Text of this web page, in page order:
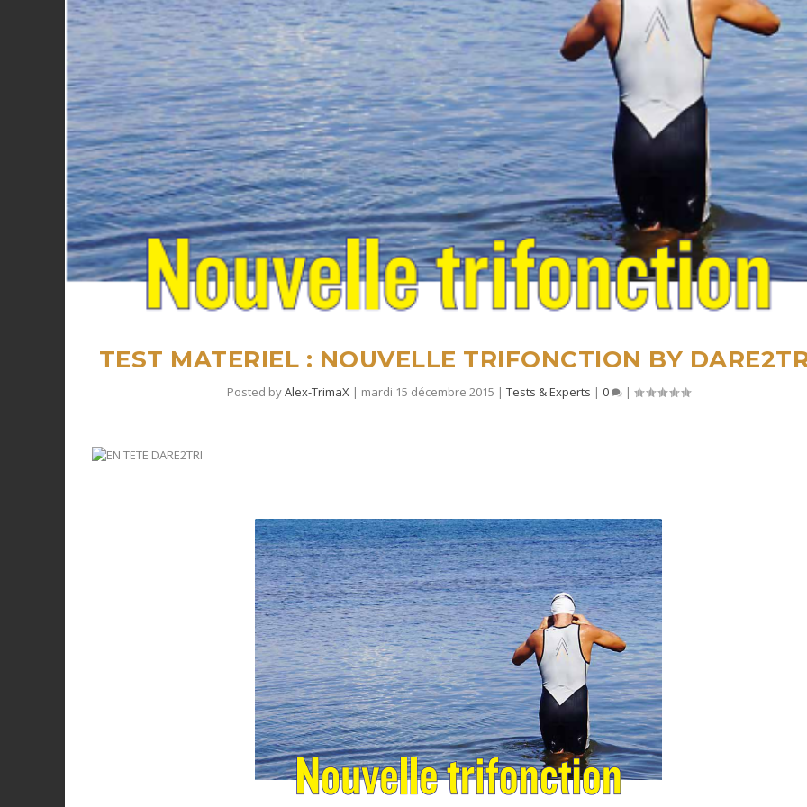
TEST MATERIEL : NOUVELLE TRIFONCTION BY
Posted byAlex-TrimaX| mardi 15 décembre 2015 | Tests & Experts | 0 |